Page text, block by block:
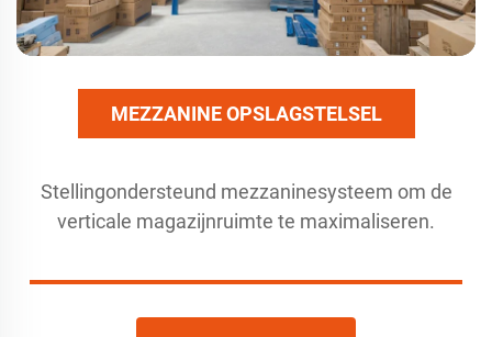
MEZZANINE OPSLAGSTELSEL
Stellingondersteund mezzaninesysteem om de
verticale magazijnruimte te maximaliseren.